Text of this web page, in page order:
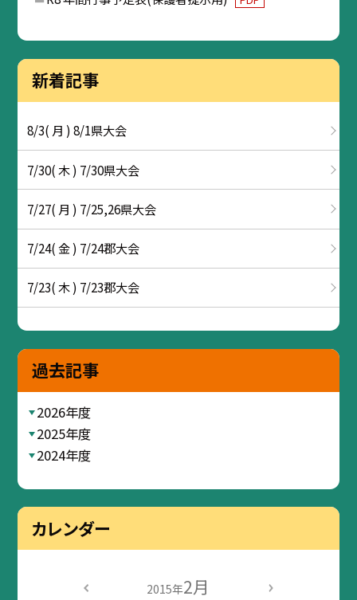
新着記事
8/3( 月 ) 8/1県大会
7/30( 木 ) 7/30県大会
7/27( 月 ) 7/25,26県大会
7/24( 金 ) 7/24郡大会
7/23( 木 ) 7/23郡大会
過去記事
2026年度
2025年度
2024年度
カレンダー
2015年2月